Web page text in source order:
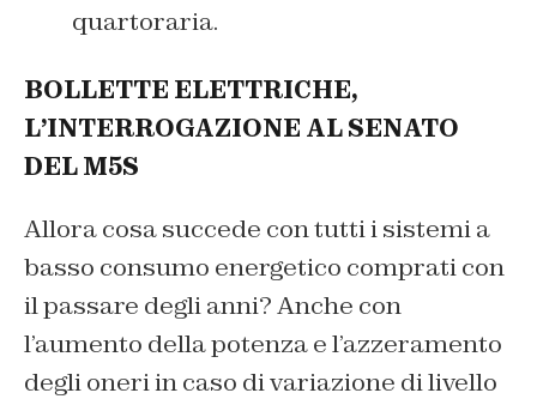
quartoraria.
BOLLETTE ELETTRICHE,
L’INTERROGAZIONE AL SENATO
DEL M5S
Allora cosa succede con tutti i sistemi a
basso consumo energetico comprati con
il passare degli anni? Anche con
l’aumento della potenza e l’azzeramento
degli oneri in caso di variazione di livello